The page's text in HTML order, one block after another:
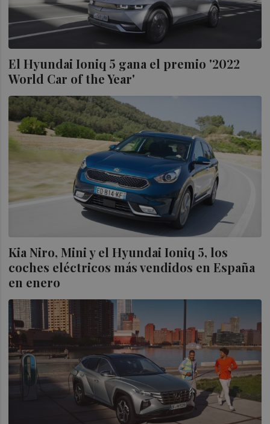
El Hyundai Ioniq 5 gana el premio '2022
World Car of the Year'
Kia Niro, Mini y el Hyundai Ioniq 5, los
coches eléctricos más vendidos en España
en enero